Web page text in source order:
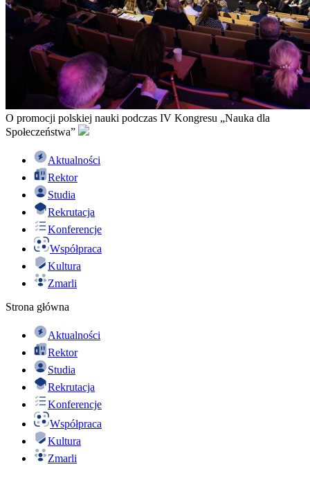
O promocji polskiej nauki podczas IV Kongresu „Nauka dla
Społeczeństwa”
Aktualności
Rektor
Studia
Rekrutacja
Konferencje
Współpraca
Kultura
Zmarli
Strona główna
Aktualności
Rektor
Studia
Rekrutacja
Konferencje
Współpraca
Kultura
Zmarli